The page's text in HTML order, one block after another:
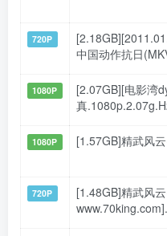
720P
中国动作抗日
1080P
[2.07GB][电影湾
真
1080P [1.57GB]精武风
720P
[1.48GB]精武风